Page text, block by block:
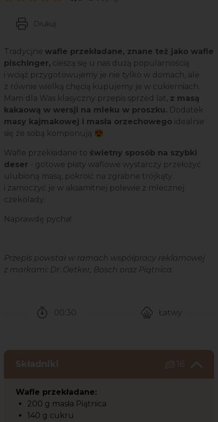
Drukuj
Tradycjne wafle przekładane, znane też jako wafle
pischinger, cieszą się u nas dużą popularnością
i wciąż przygotowujemy je nie tylko w domach, ale
z równie wielką chęcią kupujemy je w cukierniach.
Mam dla Was klasyczny przepis sprzed lat, z masą
kakaową w wersji na mleku w proszku. Dodatek
masy kajmakowej i masła orzechowego idealnie
się ze sobą komponują 😍
Wafle przekładane to świetny sposób na szybki
deser - gotowe płaty waflowe wystarczy przełożyć
ulubioną masą, pokroić na zgrabne trójkąty
i zamoczyć je w aksamitnej polewie z mlecznej
czekolady.
Naprawdę pycha!
Przepis powstał w ramach współpracy reklamowej
z markami: Dr. Oetker, Bosch oraz Piątnica.
00:30
Łatwy
Składniki 16
Wafle przekładane:
200 g masła Piątnica
140 g cukru